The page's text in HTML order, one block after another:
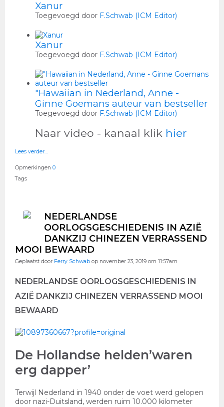
Xanur
Toegevoegd door F.Schwab (ICM Editor)
Xanur
Toegevoegd door F.Schwab (ICM Editor)
"Hawaiian in Nederland, Anne -
Ginne Goemans auteur van bestseller
Toegevoegd door F.Schwab (ICM Editor)
Naar video - kanaal klik hier
Lees verder…
Opmerkingen 0
Tags
NEDERLANDSE
OORLOGSGESCHIEDENIS IN AZIË
DANKZIJ CHINEZEN VERRASSEND
MOOI BEWAARD
Geplaatst door Ferry Schwab op november 23, 2019 om 11:57am
NEDERLANDSE OORLOGSGESCHIEDENIS IN
AZIË DANKZIJ CHINEZEN VERRASSEND MOOI
BEWAARD
De Hollandse helden’waren
erg dapper’
Terwijl Nederland in 1940 onder de voet werd gelopen
door nazi-Duitsland, werden ruim 10.000 kilometer